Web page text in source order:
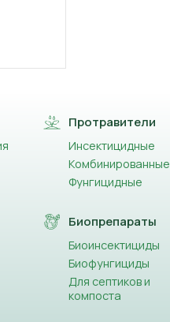
Протравители
Инсектицидные
Комбинированные
Фунгицидные
Биопрепараты
Биоинсектициды
Биофунгициды
Для септиков и
компоста